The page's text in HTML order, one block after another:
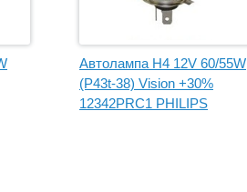
Автолампа H4 12V 60/55W
(P43t-38) Vision +30%
12342PRC1 PHILIPS